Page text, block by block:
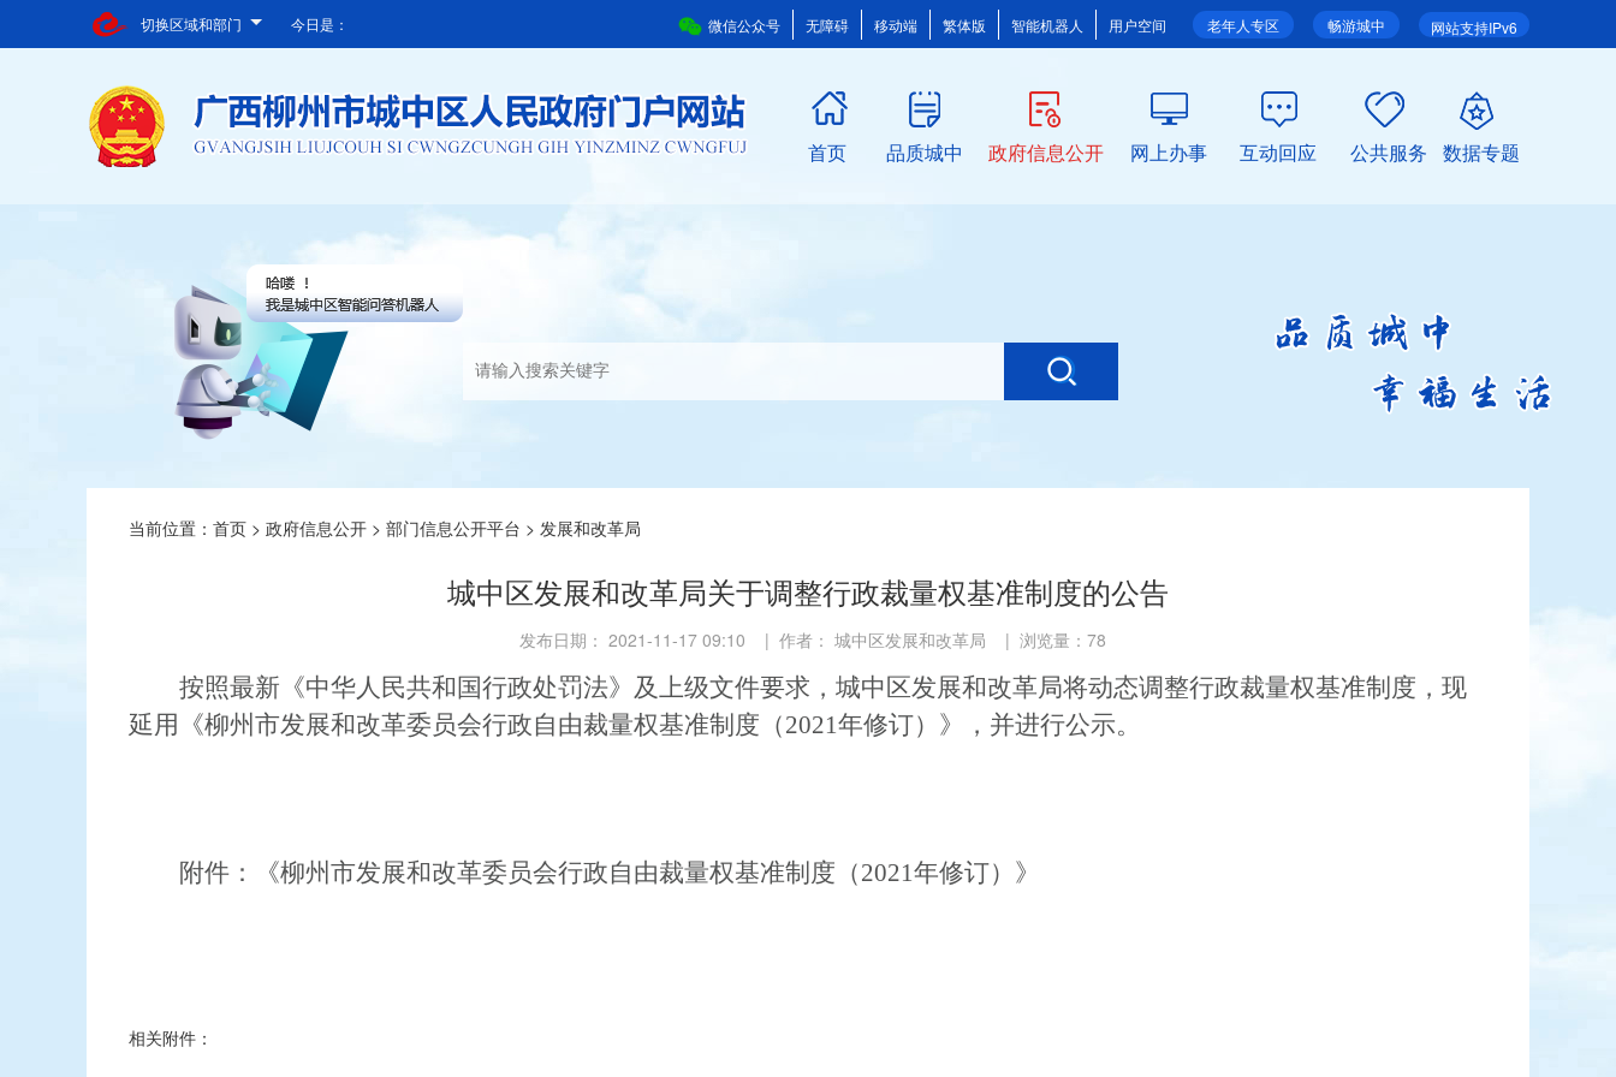
切换区域和部门 网站支持IPv6
畅游城中
老年人专区
微信公众号 无障碍 移动端 繁体版 智能机器人 用户空间
今日是：
首页 品质城中 政府信息公开 网上办事 互动回应 公共服务 数据专题
当前位置： 首页 > 政府信息公开 > 部门信息公开平台 > 发展和改革局
城中区发展和改革局关于调整行政裁量权基准制度的公告
发布日期： 2021-11-17 09:10 | 作者： 城中区发展和改革局 | 浏览量： 78
按照最新《中华人民共和国行政处罚法》及上级文件要求，城中区发展和改革局将动态调整行政裁量权基准制度，现
延用《柳州市发展和改革委员会行政自由裁量权基准制度（2021年修订）》，并进行公示。
附件： 《柳州市发展和改革委员会行政自由裁量权基准制度（2021年修订）》
相关附件：